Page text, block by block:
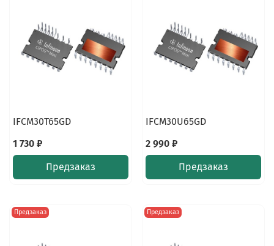
IFCM30T65GD
1 730 ₽
Предзаказ
IFCM30U65GD
2 990 ₽
Предзаказ
Предзаказ Предзаказ